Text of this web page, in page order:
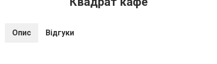
Опис Відгуки